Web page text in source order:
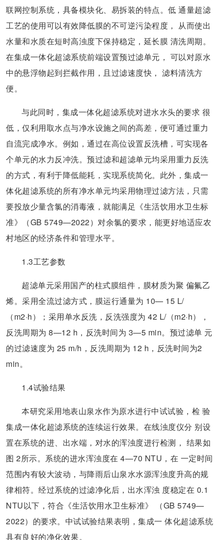
联网控制系统，具备模块化、易拆装的特点。低 通量超滤
工艺的使用可以有效降低膜的不可逆污染程度， 从而使出
水量和水质在短时高浊度下保持稳定，延长膜 清洗周期。
在集成一体化超滤系统前端设置预过滤单元， 可以对原水
中的悬浮物起到拦截作用，且过滤速度快， 滤料清洗方
便。
与此同时，集成一体化超滤系统对进水水头的要求 很
低，仅利用取水点与净水设施之间的高差，便可通过重力
自流完成净水。例如，通过在高位设置反洗槽，可实现各
个单元的水力反冲洗。预过滤和超滤单元均采用重力反洗
的方式，有利于降低能耗，实现系统简化。此外，集成一
体化超滤系统的所有净水单元均采用物理过滤方法，只需
要投放少量含氯的消毒液，就能满足《生活饮用水卫生标
准》（GB 5749—2022）对余氯的要求，能更好地适应农
村地区的经济条件和管理水平。
1.3工艺参数
超滤单元采用国产的柱式膜组件，膜材质为聚 偏氟乙
烯。采用全流过滤方式，膜运行通量为 10— 15 L/
（m2·h）；采用单水反洗，反洗强度为 42 L/（m2·h），
反洗周期为 8—12 h，反洗时间为 3—5 min。预过滤单 元
的过滤速度为 25 m/h，反洗周期为 12 h，反洗时间为2
min。
1.4试验结果
本研究采用地表山泉水作为原水进行中试试验，检 验
集成一体化超滤系统的连续运行效果。在线浊度仪分 别设
置在系统的进、出水端，对水的浑浊度进行检测， 结果如
图 2所示。系统的进水浑浊度在 4—70 NTU，在 一定时间
范围内有较大波动，与降雨后山泉水水源浑浊度升高的规
律相符。经过系统的过滤净化后，出水浑浊 度稳定在 0.1
NTU以下，符合《生活饮用水卫生标准》 （GB 5749—
2022）的要求。中试试验结果表明，集成一 体化超滤系统
具有良好的净化效果。